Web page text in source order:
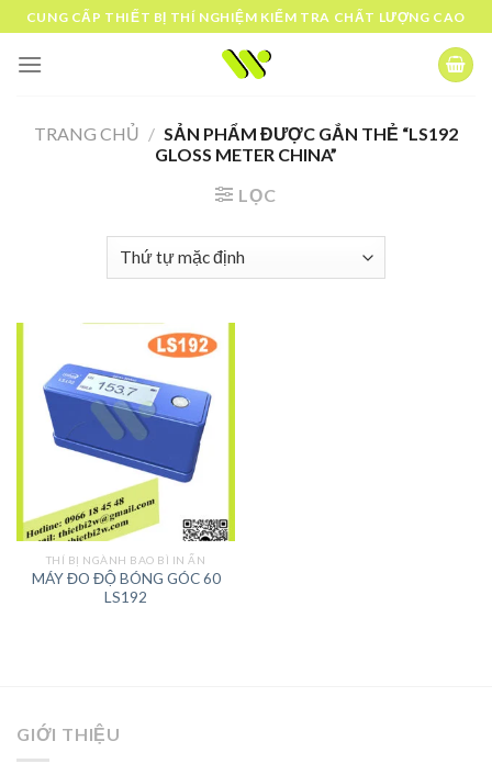
Skip
to
content
CUNG CẤP THIẾT BỊ THÍ NGHIỆM KIỂM TRA CHẤT LƯỢNG CAO
TRANG CHỦ / SẢN PHẨM ĐƯỢC GẮN THẺ “LS192
GLOSS METER CHINA”
LỌC
THÍ BỊ NGÀNH BAO BÌ IN ẤN
MÁY ĐO ĐỘ BÓNG GÓC 60
LS192
GIỚI THIỆU